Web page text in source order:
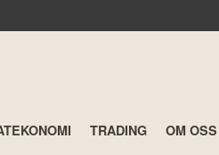
TRADING OM OSS